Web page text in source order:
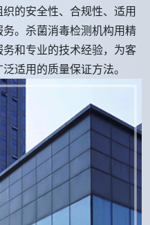
的安全性、合规性、适用
。杀菌消毒检测机构用精
和专业的技术经验，为客
适用的质量保证方法。